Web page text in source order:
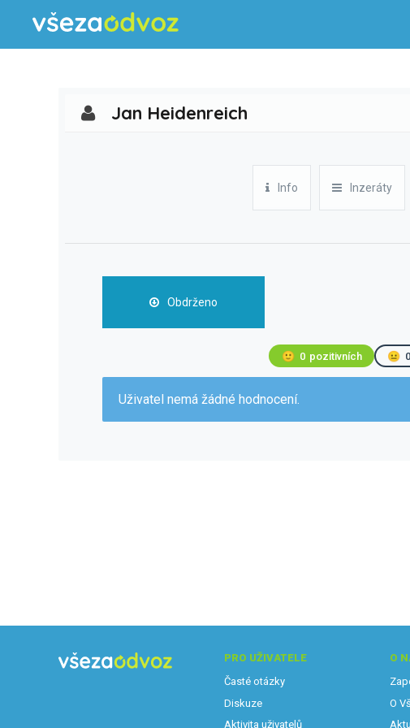
Jan Heidenreich
Info Inzeráty
Obdrženo
🙂 0 pozitivních 😐 0
Uživatel nemá žádné hodnocení.
PRO UŽIVATELE
Časté otázky
Diskuze
Aktivita uživatelů
O
O